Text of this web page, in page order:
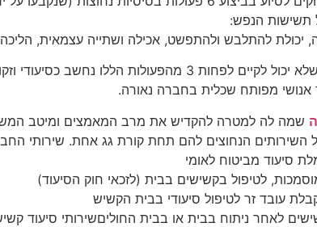
תשישות הנפש:
יכולת להתלבש ולהתפשט, אכילה ושתייה עצמאית,
, קשיש שלא יכול לקיים לפחות 3 מהפעולות הללו
אנושי מפותח שכלית בחברה נאורה.
שמה לה למטרה להקדיש את מרב המאמצים ומיטב
השירותים הנחוצים להם תחת קורת גג אחת. שירותי
לאחר ניתוח בבית או בבית החוליםשירותי סיעוד